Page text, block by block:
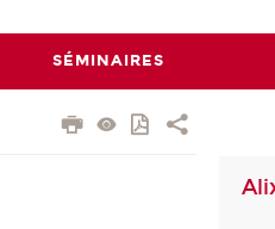
SÉMINAIRES